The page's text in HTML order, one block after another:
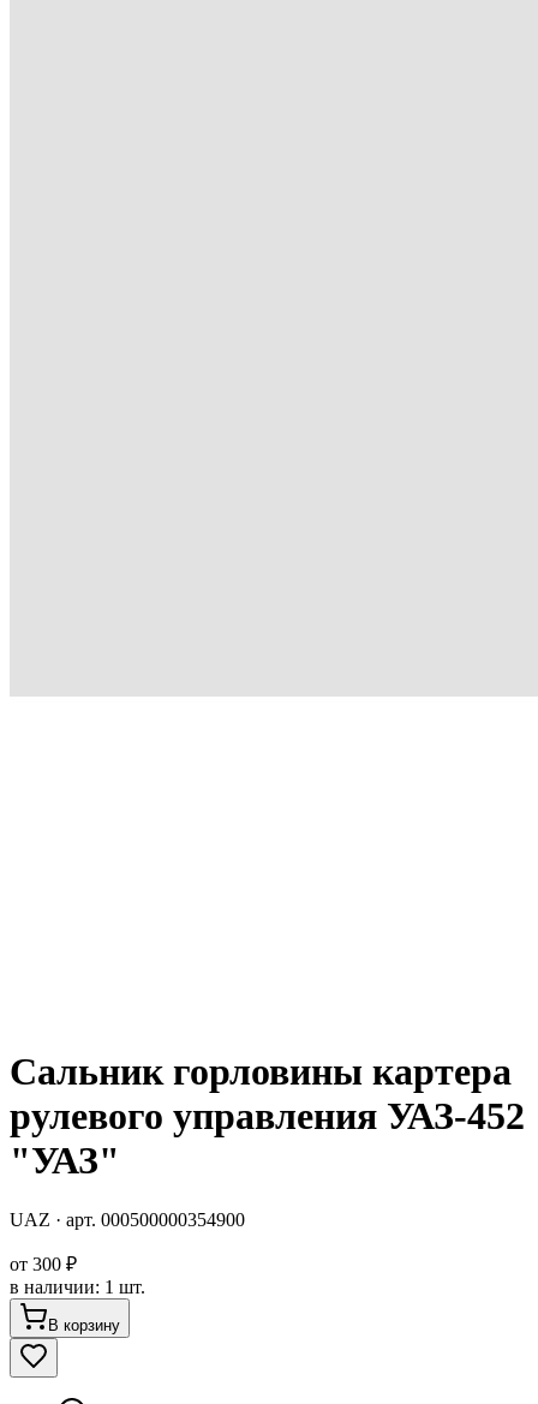
Сальник горловины картера
рулевого управления УАЗ-452
"УАЗ"
UAZ · арт. 000500000354900
от 300 ₽
в наличии: 1 шт.
В корзину